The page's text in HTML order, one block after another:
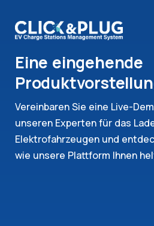
Eine eingehende
Vereinbaren Sie eine Live-
unseren Experten für das
Elektrofahrzeugen und
wie unsere Plattform Ihnen